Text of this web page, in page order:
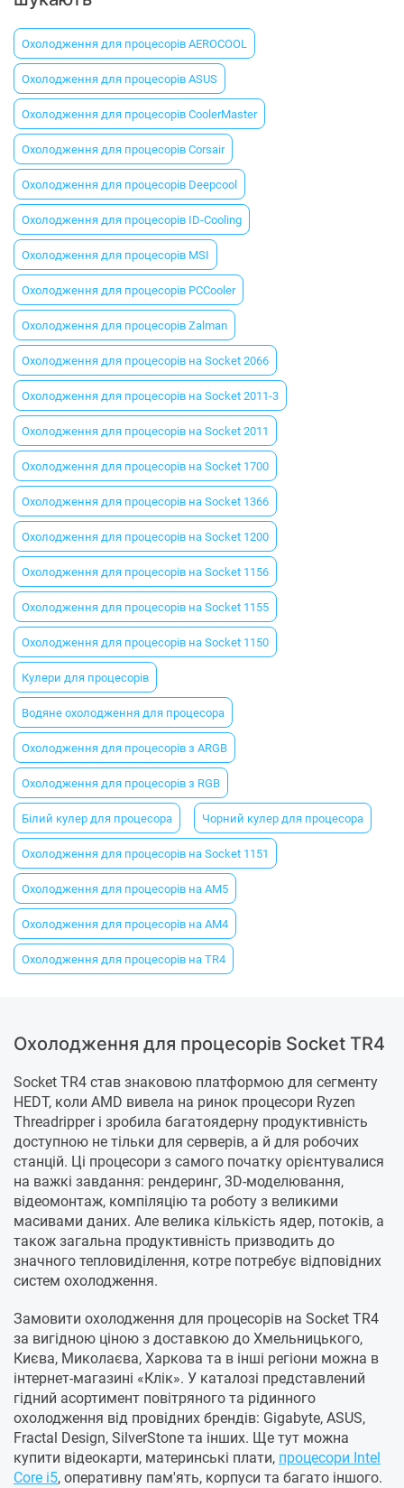
Охолодження для процесорів AEROCOOL
Охолодження для процесорів ASUS
Охолодження для процесорів CoolerMaster
Охолодження для процесорів Corsair
Охолодження для процесорів Deepcool
Охолодження для процесорів ID-Cooling
Охолодження для процесорів MSI
Охолодження для процесорів PCCooler
Охолодження для процесорів Zalman
Охолодження для процесорів на Socket 2066
Охолодження для процесорів на Socket 2011-3
Охолодження для процесорів на Socket 2011
Охолодження для процесорів на Socket 1700
Охолодження для процесорів на Socket 1366
Охолодження для процесорів на Socket 1200
Охолодження для процесорів на Socket 1156
Охолодження для процесорів на Socket 1155
Охолодження для процесорів на Socket 1150
Кулери для процесорів
Водяне охолодження для процесора
Охолодження для процесорів з ARGB
Охолодження для процесорів з RGB
Білий кулер для процесора Чорний кулер для процесора
Охолодження для процесорів на Socket 1151
Охолодження для процесорів на AM5
Охолодження для процесорів на AM4
Охолодження для процесорів на TR4
Охолодження для процесорів Socket TR4
Socket TR4 став знаковою платформою для сегменту
HEDT, коли AMD вивела на ринок процесори Ryzen
Threadripper і зробила багатоядерну продуктивність
доступною не тільки для серверів, а й для робочих
станцій. Ці процесори з самого початку орієнтувалися
на важкі завдання: рендеринг, 3D-моделювання,
відеомонтаж, компіляцію та роботу з великими
масивами даних. Але велика кількість ядер, потоків, а
також загальна продуктивність призводить до
значного тепловиділення, котре потребує відповідних
систем охолодження.
Замовити охолодження для процесорів на Socket TR4
за вигідною ціною з доставкою до Хмельницького,
Києва, Миколаєва, Харкова та в інші регіони можна в
інтернет-магазині «Клік». У каталозі представлений
гідний асортимент повітряного та рідинного
охолодження від провідних брендів: Gigabyte, ASUS,
Fractal Design, SilverStone та інших. Ще тут можна
купити відеокарти, материнські плати, процесори Intel
Core i5, оперативну пам'ять, корпуси та багато іншого.